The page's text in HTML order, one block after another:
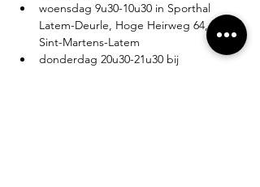
woensdag 9u30-10u30 in Sporthal
Latem-Deurle, Hoge Heirweg 64, 9830
Sint-Martens-Latem
donderdag 20u30-21u30 bij